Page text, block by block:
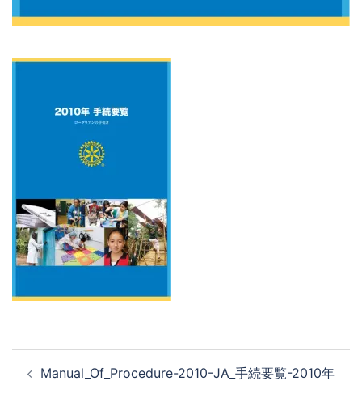
Manual_Of_Procedure-2010-JA_手続要覧-2010年